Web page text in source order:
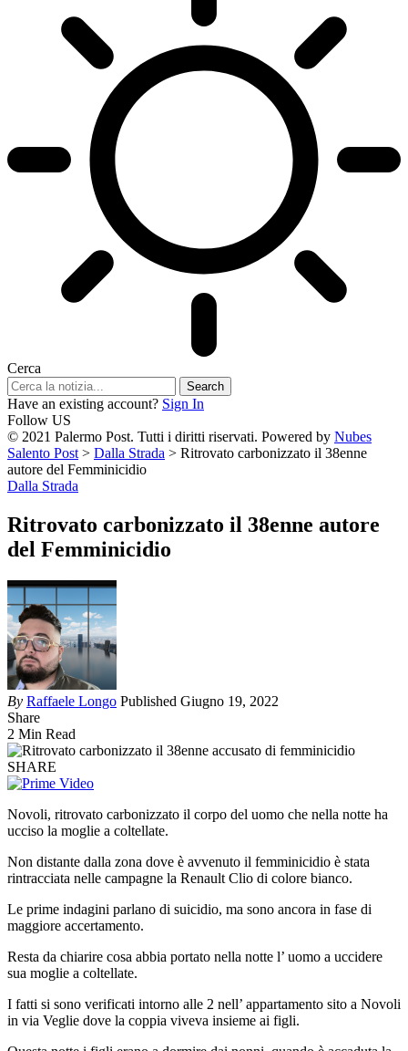
Cerca
Have an existing account? Sign In
Follow US
© 2021 Palermo Post. Tutti i diritti riservati. Powered by Nubes
Salento Post > Dalla Strada > Ritrovato carbonizzato il 38enne
autore del Femminicidio
Dalla Strada
Ritrovato carbonizzato il 38enne autore
del Femminicidio
By Raffaele Longo Published Giugno 19, 2022
Share
2 Min Read
SHARE
Novoli, ritrovato carbonizzato il corpo del uomo che nella notte ha
ucciso la moglie a coltellate.
Non distante dalla zona dove è avvenuto il femminicidio è stata
rintracciata nelle campagne la Renault Clio di colore bianco.
Le prime indagini parlano di suicidio, ma sono ancora in fase di
maggiore accertamento.
Resta da chiarire cosa abbia portato nella notte l’ uomo a uccidere
sua moglie a coltellate.
I fatti si sono verificati intorno alle 2 nell’ appartamento sito a Novoli
in via Veglie dove la coppia viveva insieme ai figli.